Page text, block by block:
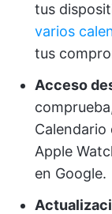
tus
varios
tus
Acceso
Calendario
Apple
en Google.